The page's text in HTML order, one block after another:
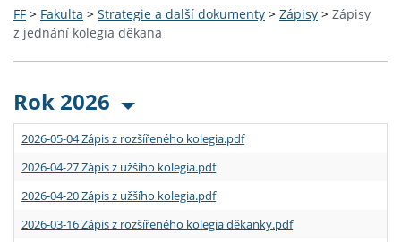
FF > Fakulta > Strategie a další dokumenty > Zápisy > Zápisy
z jednání kolegia děkana
Rok 2026
2026-05-04 Zápis z rozšířeného kolegia.pdf
2026-04-27 Zápis z užšího kolegia.pdf
2026-04-20 Zápis z užšího kolegia.pdf
2026-03-16 Zápis z rozšířeného kolegia děkanky.pdf